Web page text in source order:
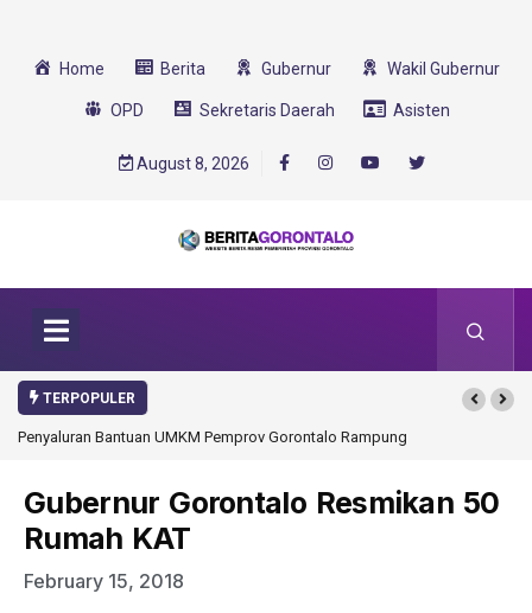
Home Berita Gubernur Wakil Gubernur
OPD Sekretaris Daerah Asisten
August 8, 2026
TERPOPULER
Penyaluran Bantuan UMKM Pemprov Gorontalo Rampung
Gubernur Gorontalo Resmikan 50
Rumah KAT
February 15, 2018